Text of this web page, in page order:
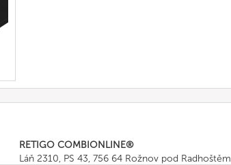
RETIGO COMBIONLINE®
Láň 2310, PS 43, 756 64 Rožnov pod Radhoštěm